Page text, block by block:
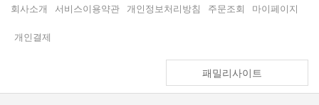
회사소개 서비스이용약관 개인정보처리방침 주문조회 마이페이지
개인결제
패밀리사이트